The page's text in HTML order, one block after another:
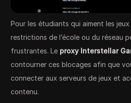
Pour les étudiants qui aiment les jeux
restrictions de l’école ou du réseau
frustrantes. Le proxy Interstellar
contourner ces blocages afin que
connecter aux serveurs de jeux et
contenu.